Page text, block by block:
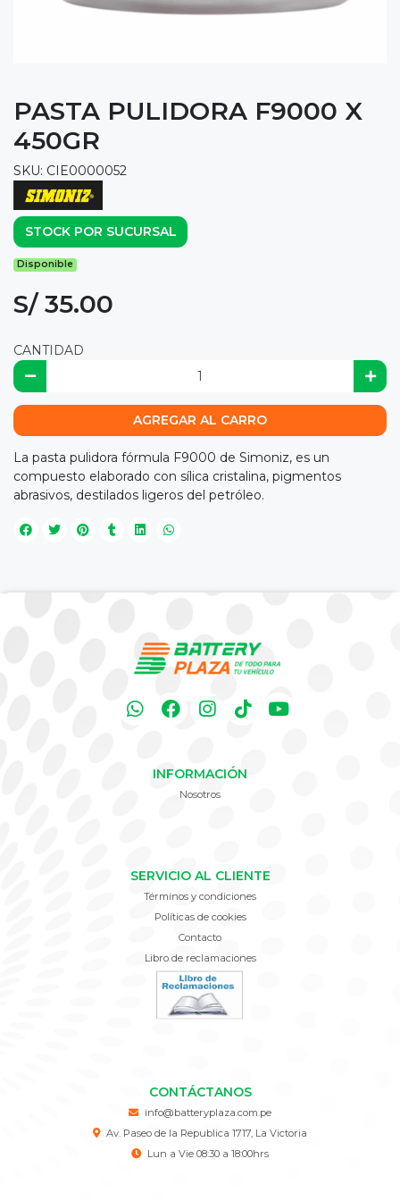
PASTA PULIDORA F9000 X
450GR
SKU: CIE0000052
STOCK POR SUCURSAL
Disponible
S/ 35.00
CANTIDAD
AGREGAR AL CARRO
La pasta pulidora fórmula F9000 de Simoniz, es un
compuesto elaborado con sílica cristalina, pigmentos
abrasivos, destilados ligeros del petróleo.
INFORMACIÓN
Nosotros
SERVICIO AL CLIENTE
Términos y condiciones
Políticas de cookies
Contacto
Libro de reclamaciones
CONTÁCTANOS
info@batteryplaza.com.pe
Av. Paseo de la Republica 1717, La Victoria
Lun a Vie 08:30 a 18:00hrs